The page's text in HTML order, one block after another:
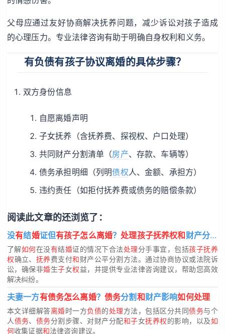
父母应通过友好协商解决抚养问题，减少诉讼对孩子造成
的心理压力。专业法律咨询有助于明确自身权利和义务。
有负债有孩子协议离婚的具体步骤？
双方身份信息
自愿离婚声明
子女抚养（含抚养费、探视权、户口处理）
共同财产分割清单（房产、存款、车辆等）
债务承担明细（列明债权人、金额、承担方）
违约责任（如拒付抚养费或债务的赔偿条款）
阅读此文章的还浏览了：
没有结婚证但有孩子怎么离婚？处理孩子抚养权和财产分配步骤
了解如何在没有结婚证的情况下合法处理分手事宜，包括孩子抚养
权确立、 抚养费支付和财产公平分割方法。通过协商协议或法院诉
讼，确保非婚生子女权益，并提供专业法律咨询建议，帮助您高效
解决纠纷。
夫妻一方有债务怎么离婚？ 债务分割 和财产影响如何处理
本文详细解答离婚时一方负债的处理方法，包括区分共同债务与个
人债务、 债务分割步骤、对财产分配和子女抚养权的影响，以及如
何收集证据和法律咨询建议。